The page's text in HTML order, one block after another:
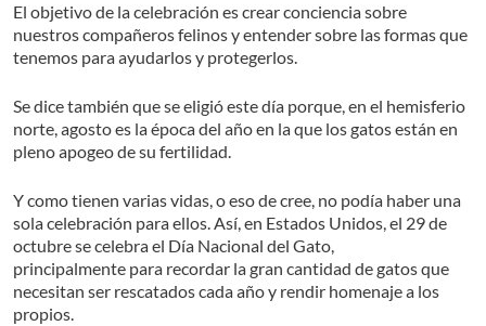
El objetivo de la celebración es crear conciencia sobre
nuestros compañeros felinos y entender sobre las formas que
tenemos para ayudarlos y protegerlos.
Se dice también que se eligió este día porque, en el hemisferio
norte, agosto es la época del año en la que los gatos están en
pleno apogeo de su fertilidad.
Y como tienen varias vidas, o eso de cree, no podía haber una
sola celebración para ellos. Así, en Estados Unidos, el 29 de
octubre se celebra el Día Nacional del Gato,
principalmente para recordar la gran cantidad de gatos que
necesitan ser rescatados cada año y rendir homenaje a los
propios.